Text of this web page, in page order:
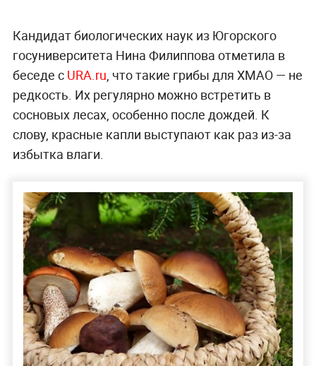
Кандидат биологических наук из Югорского
госуниверситета Нина Филиппова отметила в
беседе с URA.ru , что такие грибы для ХМАО — не
редкость. Их регулярно можно встретить в
сосновых лесах, особенно после дождей. К
слову, красные капли выступают как раз из-за
избытка влаги.